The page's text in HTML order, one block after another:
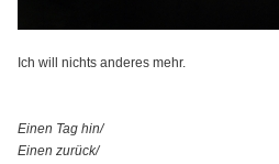
Ich will nichts anderes mehr.
Einen Tag hin/
Einen zurück/